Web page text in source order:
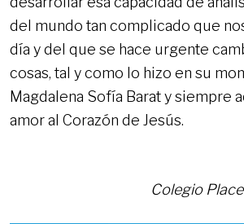
del mundo tan complicado que
día y del que se hace urgente
cosas, tal y como lo hizo en su
Magdalena Sofía Barat y siempre
amor al Corazón de Jesús.
Colegio